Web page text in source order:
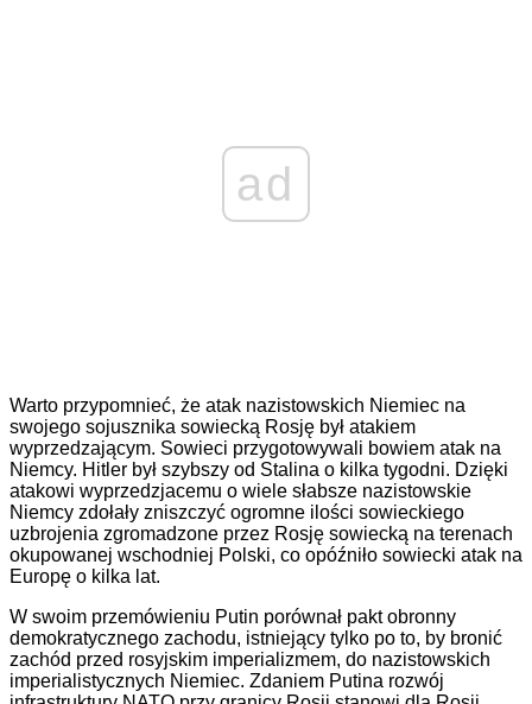
ad
Warto przypomnieć, że atak nazistowskich Niemiec na
swojego sojusznika sowiecką Rosję był atakiem
wyprzedzającym. Sowieci przygotowywali bowiem atak na
Niemcy. Hitler był szybszy od Stalina o kilka tygodni. Dzięki
atakowi wyprzedzjacemu o wiele słabsze nazistowskie
Niemcy zdołały zniszczyć ogromne ilości sowieckiego
uzbrojenia zgromadzone przez Rosję sowiecką na terenach
okupowanej wschodniej Polski, co opóźniło sowiecki atak na
Europę o kilka lat.
W swoim przemówieniu Putin porównał pakt obronny
demokratycznego zachodu, istniejący tylko po to, by bronić
zachód przed rosyjskim imperializmem, do nazistowskich
imperialistycznych Niemiec. Zdaniem Putina rozwój